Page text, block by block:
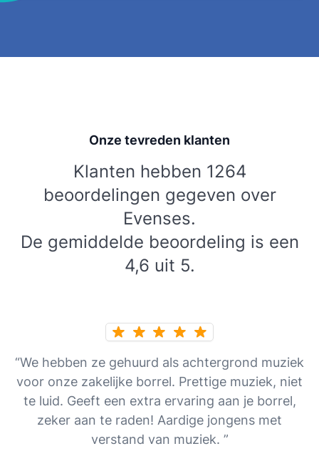
Onze tevreden klanten
Klanten hebben 1264
beoordelingen gegeven over
Evenses.
De gemiddelde beoordeling is een
4,6 uit 5.
“We hebben ze gehuurd als achtergrond muziek
voor onze zakelijke borrel. Prettige muziek, niet
te luid. Geeft een extra ervaring aan je borrel,
zeker aan te raden! Aardige jongens met
verstand van muziek. ”